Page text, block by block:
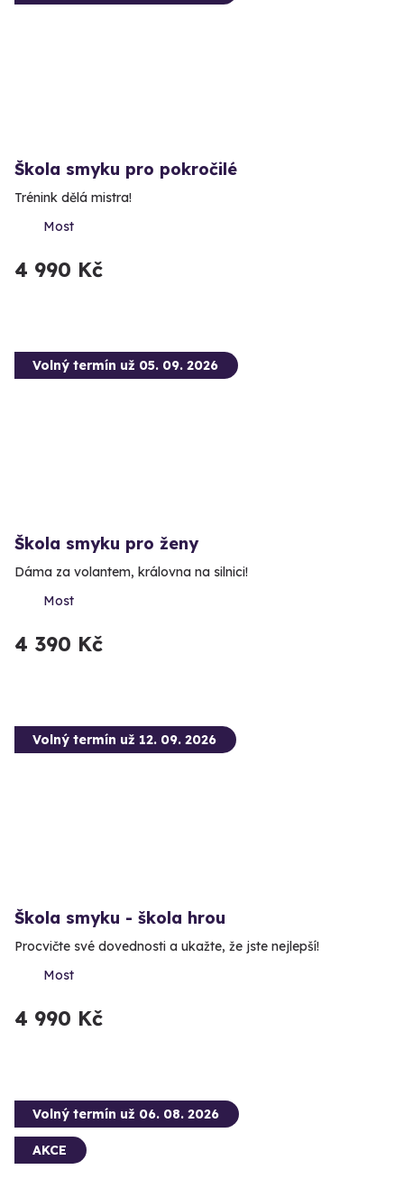
Škola smyku pro pokročilé
Trénink dělá mistra!
Most
4 990 Kč
Volný termín už 05. 09. 2026
Škola smyku pro ženy
Dáma za volantem, královna na silnici!
Most
4 390 Kč
Volný termín už 12. 09. 2026
Škola smyku - škola hrou
Procvičte své dovednosti a ukažte, že jste nejlepší!
Most
4 990 Kč
Volný termín už 06. 08. 2026
AKCE